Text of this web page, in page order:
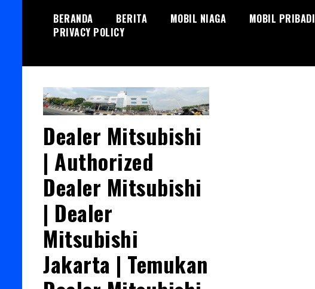
BERANDA BERITA MOBIL NIAGA MOBIL PRIBADI
PRIVACY POLICY
Dealer Mitsubishi
| Authorized
Dealer Mitsubishi
| Dealer
Mitsubishi
Jakarta | Temukan